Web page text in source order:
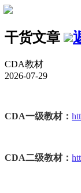
干货文章
CDA教材
2026-07-29
CDA一级教材：
CDA二级教材：